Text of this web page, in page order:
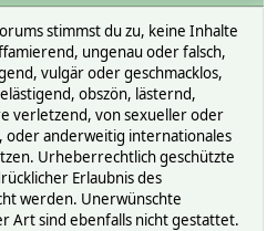
stimmst du zu, keine Inhalte
ungenau oder falsch,
vulgär oder geschmacklos,
obszön, lästernd,
verletzend, von sexueller oder
oder anderweitig internationales
Urheberrechtlich geschützte
Erlaubnis des
werden. Unerwünschte
Art sind ebenfalls nicht gestattet.